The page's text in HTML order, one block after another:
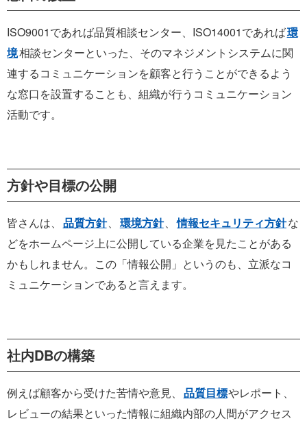
ISO9001であれば品質相談センター、ISO14001であれば環
境相談センターといった、そのマネジメントシステムに関
連するコミュニケーションを顧客と行うことができるよう
な窓口を設置することも、組織が行うコミュニケーション
活動です。
方針や目標の公開
皆さんは、 品質方針 環境方針 情報セキュリティ方針な
どをホームページ上に公開している企業を見たことがある
かもしれません。この「情報公開」というのも、立派なコ
ミュニケーションであると言えます。
社内DBの構築
例えば顧客から受けた苦情や意見、 品質目標やレポート、
レビューの結果といった情報に組織内部の人間がアクセス